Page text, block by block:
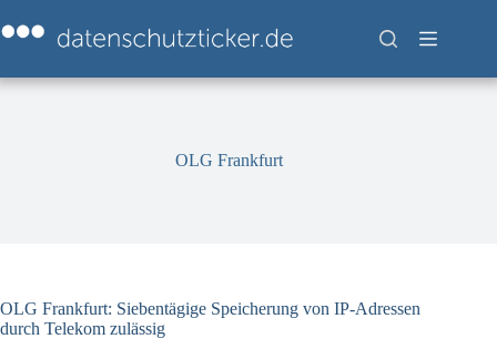
Inhalt
springen
OLG Frankfurt
OLG Frankfurt: Siebentägige Speicherung von IP-Adressen
durch Telekom zulässig